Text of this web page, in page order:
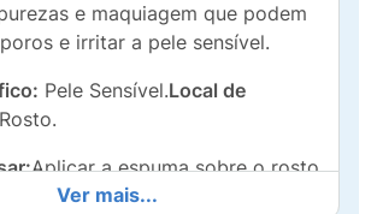
e maquiagem que podem
e irritar a pele sensível.
Pele Sensível.Local de
Rosto.
Aplicar a espuma sobre o rosto
delicadamente. Enxaguar
Ver mais...